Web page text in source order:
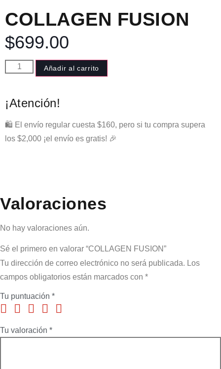
COLLAGEN FUSION
$699.00
Añadir al carrito
¡Atención!
🛍️ El envío regular cuesta $160, pero si tu compra supera
los $2,000 ¡el envío es gratis! 🎉
Valoraciones
No hay valoraciones aún.
Sé el primero en valorar “COLLAGEN FUSION”
Tu dirección de correo electrónico no será publicada. Los
campos obligatorios están marcados con *
Tu puntuación *
Tu valoración *